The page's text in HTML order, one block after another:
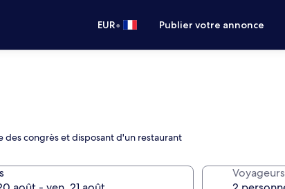
EUR• Publier votre annonce
des congrès et disposant d'un restaurant
Voyageurs